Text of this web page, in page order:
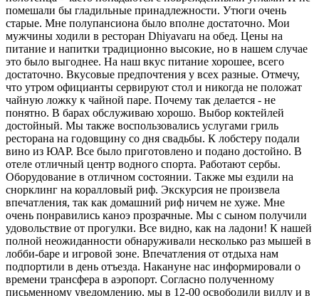
помешали бы гладильные принадлежности. Утюги очень
старые. Мне полупансиона было вполне достаточно. Мои
мужчины ходили в ресторан Dhiyavaru на обед. Цены на
питание и напитки традиционно высокие, но в нашем случае
это было выгоднее. На наш вкус питание хорошее, всего
достаточно. Вкусовые предпочтения у всех разные. Отмечу,
что утром официанты сервируют стол и никогда не положат
чайную ложку к чайной паре. Почему так делается - не
понятно. В барах обслуживаю хорошо. Выбор коктейлей
достойный. Мы также воспользовались услугами гриль
ресторана на годовщину со дня свадьбы. К лобстеру подали
вино из ЮАР. Все было приготовлено и подано достойно. В
отеле отличный центр водного спорта. Работают сербы.
Оборудование в отличном состоянии. Также мы ездили на
снорклинг на коралловый риф. Экскурсия не произвела
впечатления, так как домашний риф ничем не хуже. Мне
очень понравились каноэ прозрачные. Мы с сыном получили
удовольствие от прогулки. Все видно, как на ладони! К нашей
полной неожиданности обнаруживали несколько раз мышей в
лобби-баре и игровой зоне. Впечатления от отдыха нам
подпортили в день отъезда. Накануне нас информировали о
времени трансфера в аэропорт. Согласно полученному
письменному уведомлению, мы в 12-00 освободили виллу и в